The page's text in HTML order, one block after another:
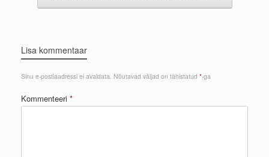
Lisa kommentaar
Sinu e-postiaadressi ei avaldata. Nõutavad väljad on tähistatud *-ga
Kommenteeri *